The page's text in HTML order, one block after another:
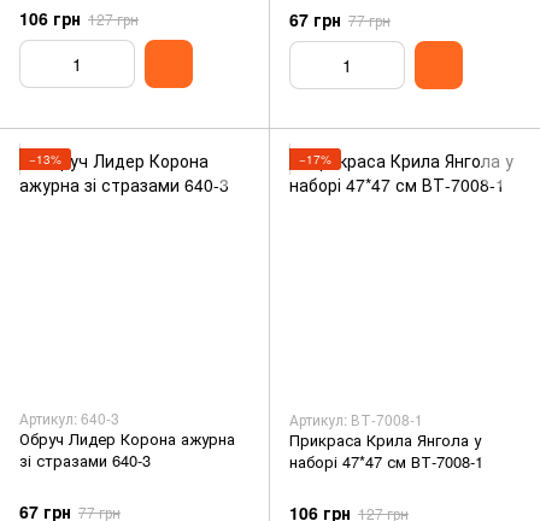
106 грн 127 грн 67 грн 77 грн
−13%
Артикул: 640-3
Обруч Лидер Корона ажурна
зі стразами 640-3
67 грн 77 грн
−17%
Артикул: ВТ-7008-1
Прикраса Крила Янгола у
наборі 47*47 см ВТ-7008-1
106 грн 127 грн